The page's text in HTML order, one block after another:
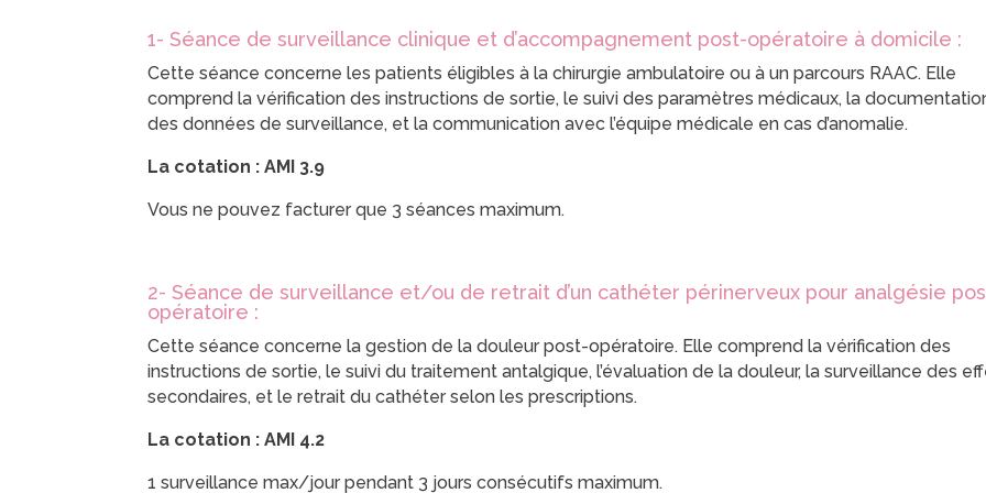
1- Séance de surveillance clinique et d’accompagnement post-opératoire à domicile :
Cette séance concerne les patients éligibles à la chirurgie ambulatoire ou à un parcours RAAC. Elle
comprend la vérification des instructions de sortie, le suivi des paramètres médicaux, la
des données de surveillance, et la communication avec l’équipe médicale en cas d’anomalie.
La cotation : AMI 3.9
Vous ne pouvez facturer que 3 séances maximum.
2- Séance de surveillance et/ou de retrait d’un cathéter périnerveux pour analgésie
opératoire :
Cette séance concerne la gestion de la douleur post-opératoire. Elle comprend la vérification des
instructions de sortie, le suivi du traitement antalgique, l’évaluation de la douleur, la surveillance des
secondaires, et le retrait du cathéter selon les prescriptions.
La cotation : AMI 4.2
1 surveillance max/jour pendant 3 jours consécutifs maximum.